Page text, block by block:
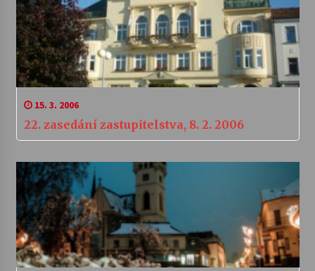
15. 3. 2006
22. zasedání zastupitelstva, 8. 2. 2006